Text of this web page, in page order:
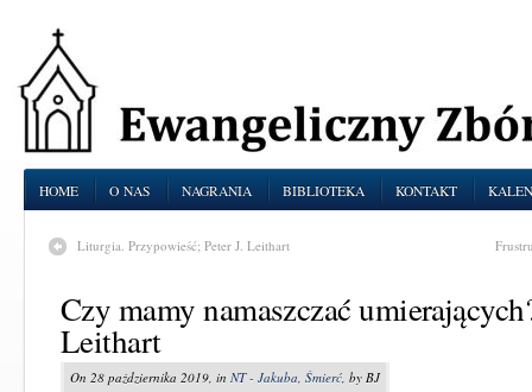
HOME O NAS NAGRANIA BIBLIOTEKA KONTAKT
Liturgia. Przypowieść; Peter J. Leithart
Czy mamy namaszczać
Leithart
On 28 października 2019, in NT - Jakuba, Śmierć, by BJ